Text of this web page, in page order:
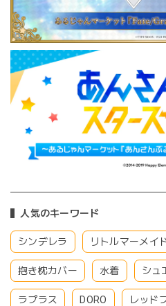
人気のキーワード
シンデレラ リトルマーメイ
抱き枕カバー 水着 シュ
ラプラス DORO レッド